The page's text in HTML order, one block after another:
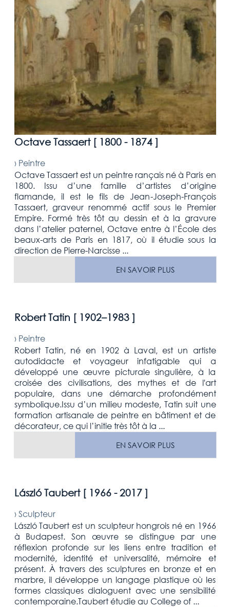
Octave Tassaert [ 1800 - 1874]
› Peintre
Octave Tassaert est un peintre rançais né à Paris en
1800. Issu d’une famille d’artistes d’origine
flamande, il est le fils de Jean-Joseph-François
Tassaert, graveur renommé actif sous le Premier
Empire. Formé très tôt au dessin et à la gravure
dans l’atelier paternel, Octave entre à l’École des
beaux-arts de Paris en 1817, où il étudie sous la
direction de Pierre-Narcisse ...
EN SAVOIR PLUS
Robert Tatin [ 1902–1983]
› Peintre
Robert Tatin, né en 1902 à Laval, est un artiste
autodidacte et voyageur infatigable qui a
développé une œuvre picturale singulière, à la
croisée des civilisations, des mythes et de l'art
populaire, dans une démarche profondément
symbolique.Issu d’un milieu modeste, Tatin suit une
formation artisanale de peintre en bâtiment et de
décorateur, ce qui l’initie très tôt à la ...
EN SAVOIR PLUS
László Taubert [ 1966 - 2017]
›Sculpteur
László Taubert est un sculpteur hongrois né en 1966
à Budapest. Son œuvre se distingue par une
réflexion profonde sur les liens entre tradition et
modernité, identité et universalité, mémoire et
présent. À travers des sculptures en bronze et en
marbre, il développe un langage plastique où les
formes classiques dialoguent avec une sensibilité
contemporaine.Taubert étudie au College of ...